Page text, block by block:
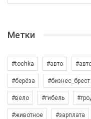
Метки
#tochka #авто
#берёза #бизнес_брест
#вело #гибель
#животное #зарплата